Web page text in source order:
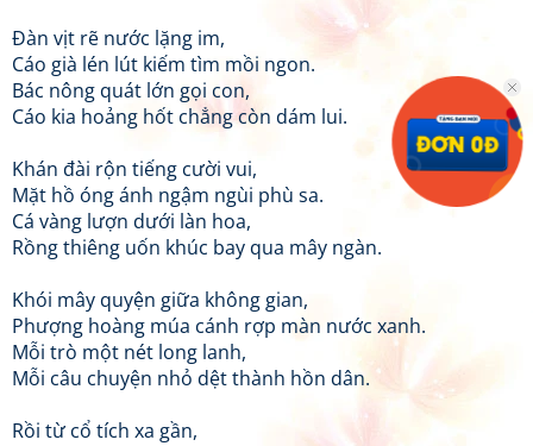
Đàn vịt rẽ nước lặng im,
Cáo già lén lút kiếm tìm mồi ngon.
Bác nông quát lớn gọi con,
Cáo kia hoảng hốt chẳng còn dám lui.
Khán đài rộn tiếng cười vui,
Mặt hồ óng ánh ngậm ngùi phù sa.
Cá vàng lượn dưới làn hoa,
Rồng thiêng uốn khúc bay qua mây ngàn.
Khói mây quyện giữa không gian,
Phượng hoàng múa cánh rợp màn nước xanh.
Mỗi trò một nét long lanh,
Mỗi câu chuyện nhỏ dệt thành hồn dân.
Rồi từ cổ tích xa gần,